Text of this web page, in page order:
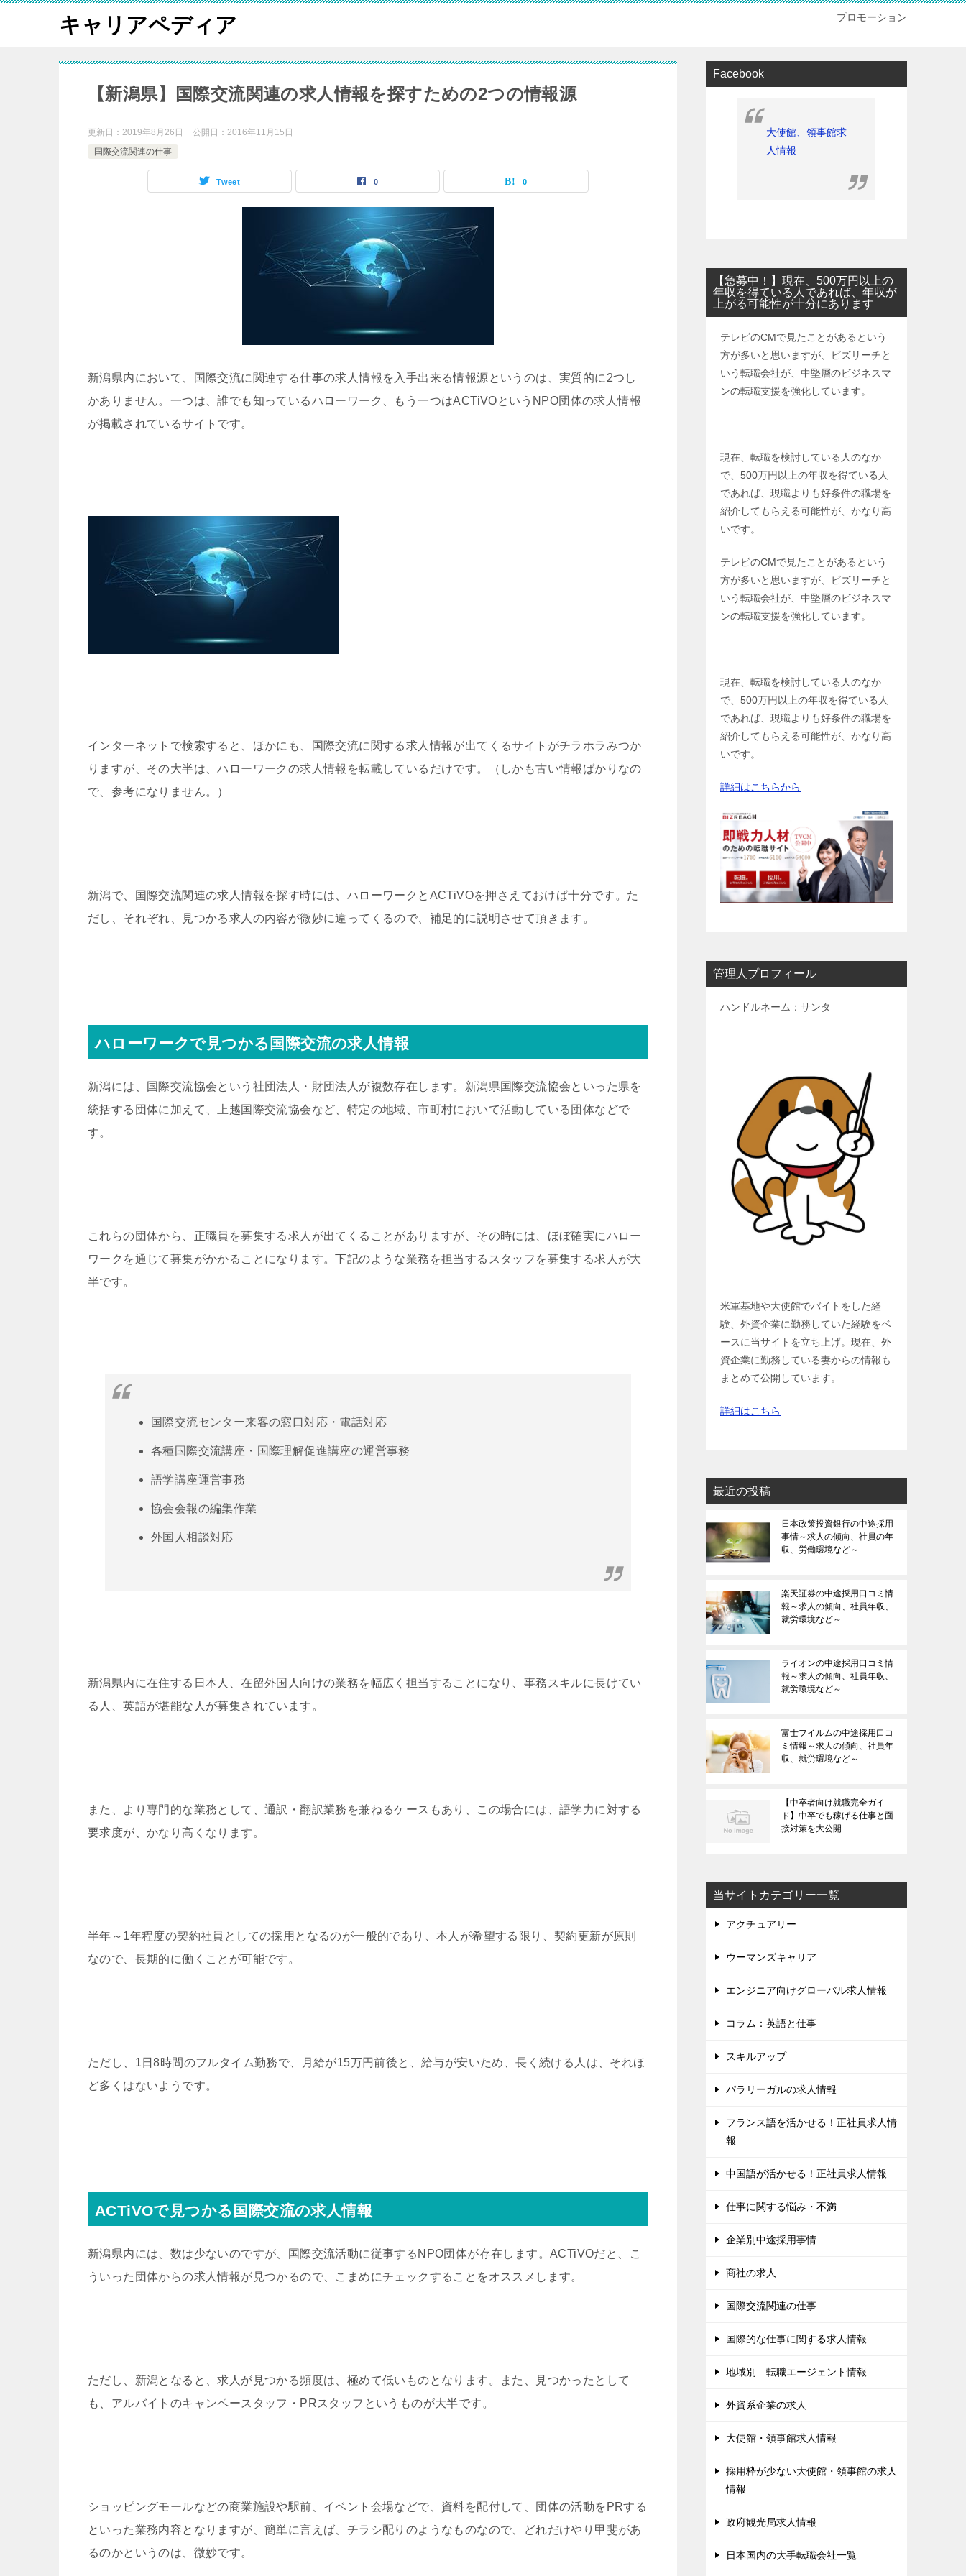
キャリアペディア プロモーション
【新潟県】国際交流関連の求人情報を探すための2つの情報源
更新日： 2019年8月26日 公開日： 2016年11月15日
国際交流関連の仕事
Tweet 0 0
新潟県内において、国際交流に関連する仕事の求人情報を入手出来る情報源というのは、実質的に2つし
かありません。一つは、誰でも知っているハローワーク、もう一つはACTiVOというNPO団体の求人情報
が掲載されているサイトです。
インターネットで検索すると、ほかにも、国際交流に関する求人情報が出てくるサイトがチラホラみつか
りますが、その大半は、ハローワークの求人情報を転載しているだけです。（しかも古い情報ばかりなの
で、参考になりません。）
新潟で、国際交流関連の求人情報を探す時には、ハローワークとACTiVOを押さえておけば十分です。た
だし、それぞれ、見つかる求人の内容が微妙に違ってくるので、補足的に説明させて頂きます。
ハローワークで見つかる国際交流の求人情報
新潟には、国際交流協会という社団法人・財団法人が複数存在します。新潟県国際交流協会といった県を
統括する団体に加えて、上越国際交流協会など、特定の地域、市町村において活動している団体などで
す。
これらの団体から、正職員を募集する求人が出てくることがありますが、その時には、ほぼ確実にハロー
ワークを通じて募集がかかることになります。下記のような業務を担当するスタッフを募集する求人が大
半です。
国際交流センター来客の窓口対応・電話対応
各種国際交流講座・国際理解促進講座の運営事務
語学講座運営事務
協会会報の編集作業
外国人相談対応
新潟県内に在住する日本人、在留外国人向けの業務を幅広く担当することになり、事務スキルに長けてい
る人、英語が堪能な人が募集されています。
また、より専門的な業務として、通訳・翻訳業務を兼ねるケースもあり、この場合には、語学力に対する
要求度が、かなり高くなります。
半年～1年程度の契約社員としての採用となるのが一般的であり、本人が希望する限り、契約更新が原則
なので、長期的に働くことが可能です。
ただし、1日8時間のフルタイム勤務で、月給が15万円前後と、給与が安いため、長く続ける人は、それほ
ど多くはないようです。
ACTiVOで見つかる国際交流の求人情報
新潟県内には、数は少ないのですが、国際交流活動に従事するNPO団体が存在します。ACTiVOだと、こ
ういった団体からの求人情報が見つかるので、こまめにチェックすることをオススメします。
ただし、新潟となると、求人が見つかる頻度は、極めて低いものとなります。また、見つかったとして
も、アルバイトのキャンペースタッフ・PRスタッフというものが大半です。
ショッピングモールなどの商業施設や駅前、イベント会場などで、資料を配付して、団体の活動をPRする
といった業務内容となりますが、簡単に言えば、チラシ配りのようなものなので、どれだけやり甲斐があ
るのかというのは、微妙です。
Facebook
大使館、領事館求
人情報
【急募中！】現在、500万円以上の
年収を得ている人であれば、年収が
上がる可能性が十分にあります
テレビのCMで見たことがあるという
方が多いと思いますが、ビズリーチと
いう転職会社が、中堅層のビジネスマ
ンの転職支援を強化しています。
現在、転職を検討している人のなか
で、500万円以上の年収を得ている人
であれば、現職よりも好条件の職場を
紹介してもらえる可能性が、かなり高
いです。
テレビのCMで見たことがあるという
方が多いと思いますが、ビズリーチと
いう転職会社が、中堅層のビジネスマ
ンの転職支援を強化しています。
現在、転職を検討している人のなか
で、500万円以上の年収を得ている人
であれば、現職よりも好条件の職場を
紹介してもらえる可能性が、かなり高
いです。
詳細はこちらから
管理人プロフィール
ハンドルネーム：サンタ
米軍基地や大使館でバイトをした経
験、外資企業に勤務していた経験をベ
ースに当サイトを立ち上げ。現在、外
資企業に勤務している妻からの情報も
まとめて公開しています。
詳細はこちら
最近の投稿
日本政策投資銀行の中途採用
事情～求人の傾向、社員の年
収、労働環境など～
楽天証券の中途採用口コミ情
報～求人の傾向、社員年収、
就労環境など～
ライオンの中途採用口コミ情
報～求人の傾向、社員年収、
就労環境など～
富士フイルムの中途採用口コ
ミ情報～求人の傾向、社員年
収、就労環境など～
【中卒者向け就職完全ガイ
ド】中卒でも稼げる仕事と面
接対策を大公開
当サイトカテゴリー一覧
アクチュアリー
ウーマンズキャリア
エンジニア向けグローバル求人情報
コラム：英語と仕事
スキルアップ
パラリーガルの求人情報
フランス語を活かせる！正社員求人情
報
中国語が活かせる！正社員求人情報
仕事に関する悩み・不満
企業別中途採用事情
商社の求人
国際交流関連の仕事
国際的な仕事に関する求人情報
地域別 転職エージェント情報
外資系企業の求人
大使館・領事館求人情報
採用枠が少ない大使館・領事館の求人
情報
政府観光局求人情報
日本国内の大手転職会社一覧